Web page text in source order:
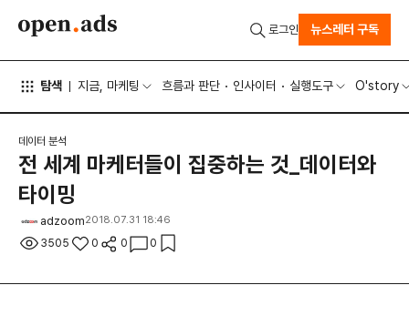
탐색 지금, 마케팅 흐름과 판단 인사이터 실행도구 O'story
로그인 뉴스레터 구독
데이터 분석
전 세계 마케터들이 집중하는 것_데이터와
타이밍
adzoom2018.07.31 18:46
3505 0 0 0